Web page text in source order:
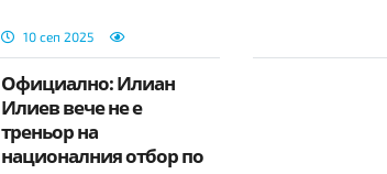
10 сеп 2025
Официално: Илиан
Илиев вече не е
треньор на
националния отбор по